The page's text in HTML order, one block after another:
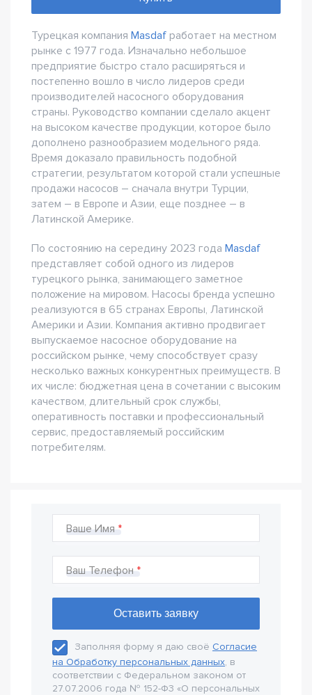
Турецкая компания Masdaf работает на местном
рынке с 1977 года. Изначально небольшое
предприятие быстро стало расширяться и
постепенно вошло в число лидеров среди
производителей насосного оборудования
страны. Руководство компании сделало акцент
на высоком качестве продукции, которое было
дополнено разнообразием модельного ряда.
Время доказало правильность подобной
стратегии, результатом которой стали успешные
продажи насосов – сначала внутри Турции,
затем – в Европе и Азии, еще позднее – в
Латинской Америке.
По состоянию на середину 2023 года Masdaf
представляет собой одного из лидеров
турецкого рынка, занимающего заметное
положение на мировом. Насосы бренда успешно
реализуются в 65 странах Европы, Латинской
Америки и Азии. Компания активно продвигает
выпускаемое насосное оборудование на
российском рынке, чему способствует сразу
несколько важных конкурентных преимуществ. В
их числе: бюджетная цена в сочетании с высоким
качеством, длительный срок службы,
оперативность поставки и профессиональный
сервис, предоставляемый российским
потребителям.
Ваше Имя
Ваш Телефон
Заполняя форму я даю своё Согласие
на Обработку персональных данных, в
соответствии с Федеральном законом от
27.07.2006 года № 152-Ф3 «О персональных